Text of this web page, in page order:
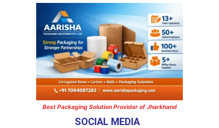
Best Packaging Solution Provider of Jharkhand
SOCIAL MEDIA